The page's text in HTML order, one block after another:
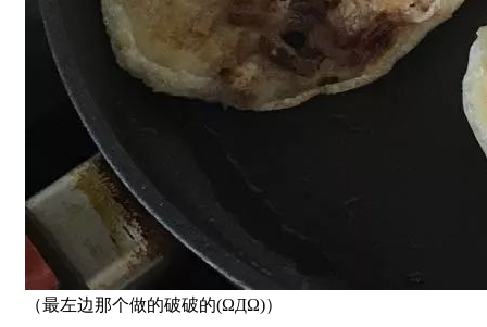
（最左边那个做的破破的(ΩДΩ)）